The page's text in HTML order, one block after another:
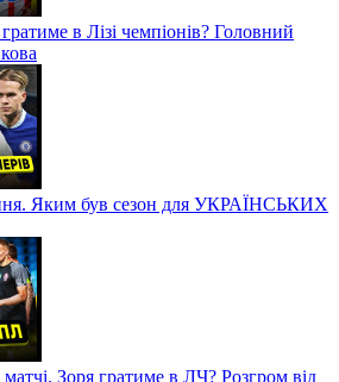
в Лізі чемпіонів? Головний
Яким був сезон для УКРАЇНСЬКИХ
Зоря гратиме в ЛЧ? Розгром від